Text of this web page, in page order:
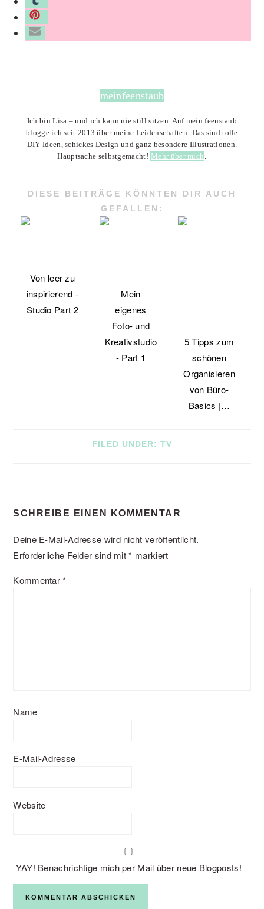
meinfeenstaub
Ich bin Lisa – und ich kann nie still sitzen. Auf mein feenstaub
blogge ich seit 2013 über meine Leidenschaften: Das sind tolle
DIY-Ideen, schickes Design und ganz besondere Illustrationen.
Hauptsache selbstgemacht! Mehr über mich .
DIESE BEITRÄGE KÖNNTEN DIR AUCH
GEFALLEN:
Von leer zu
inspirierend -
Studio Part 2
Mein
eigenes
Foto- und
Kreativstudio
- Part 1
5 Tipps zum
schönen
Organisieren
von Büro-
Basics |…
FILED UNDER: TV
INTERACTIONS
SCHREIBE EINEN KOMMENTAR
Deine E-Mail-Adresse wird nicht veröffentlicht.
Erforderliche Felder sind mit* markiert
Kommentar*
Name
E-Mail-Adresse
Website
YAY! Benachrichtige mich per Mail über neue Blogposts!